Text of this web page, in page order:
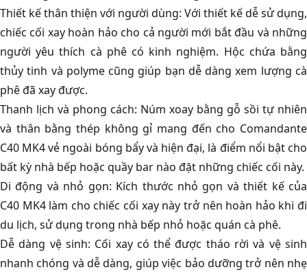
Thiết kế thân thiện với người dùng: Với thiết kế dễ sử dụng,
chiếc cối xay hoàn hảo cho cả người mới bắt đầu và những
người yêu thích cà phê có kinh nghiệm. Hộc chứa bằng
thủy tinh và polyme cũng giúp bạn dễ dàng xem lượng cà
phê đã xay được.
Thanh lịch và phong cách: Núm xoay bằng gỗ sồi tự nhiên
và thân bằng thép không gỉ mang đến cho Comandante
C40 MK4 vẻ ngoài bóng bẩy và hiện đại, là điểm nổi bật cho
bất kỳ nhà bếp hoặc quầy bar nào đặt những chiếc cối này.
Di động và nhỏ gọn: Kích thước nhỏ gọn và thiết kế của
C40 MK4 làm cho chiếc cối xay này trở nên hoàn hảo khi đi
du lịch, sử dụng trong nhà bếp nhỏ hoặc quán cà phê.
Dễ dàng vệ sinh: Cối xay có thể được tháo rời và vệ sinh
nhanh chóng và dễ dàng, giúp việc bảo dưỡng trở nên nhẹ